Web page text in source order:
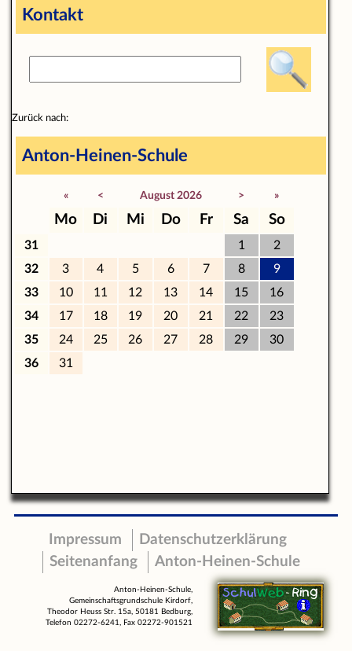
Kontakt
Zurück nach:
Anton-Heinen-Schule
Impressum
Datenschutzerklärung
Seitenanfang
Anton-Heinen-Schule
Anton-Heinen-Schule,
Gemeinschaftsgrundschule Kirdorf,
Theodor Heuss Str. 15a, 50181 Bedburg,
Telefon 02272-6241, Fax 02272-901521